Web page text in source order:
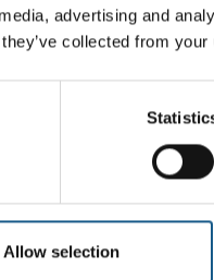
advertising and
collected from
Allow selection